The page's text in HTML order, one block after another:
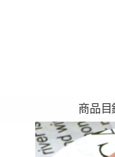
商品目